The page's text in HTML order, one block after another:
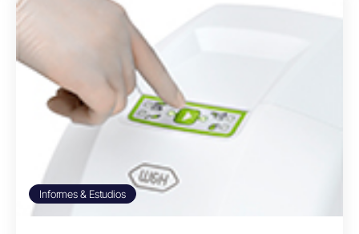
Informes & Estudios